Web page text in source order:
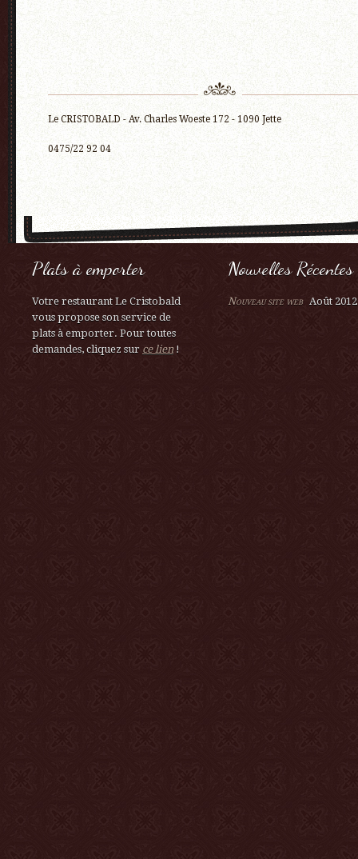
Le CRISTOBALD - Av. Charles Woeste 172 - 1090 Jette
0475/22 92 04
Plats à emporter
Votre restaurant Le Cristobald
vous propose son service de
plats à emporter. Pour toutes
demandes, cliquez sur ce lien!
Nouvelles Récentes
Nouveau site web Août 2012